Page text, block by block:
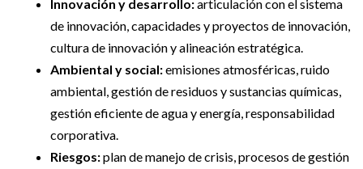
Innovación y desarrollo:articulación con el sistema
de innovación, capacidades y proyectos de innovación,
cultura de innovación y alineación estratégica.
Ambiental y social:emisiones atmosféricas, ruido
ambiental, gestión de residuos y sustancias químicas,
gestión eficiente de agua y energía, responsabilidad
corporativa.
Riesgos:plan de manejo de crisis, procesos de gestión